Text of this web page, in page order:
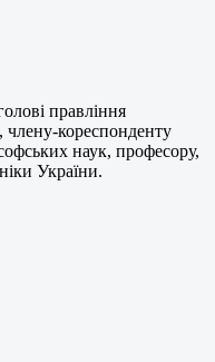
правління
члену-кореспонденту
наук, професору,
України.